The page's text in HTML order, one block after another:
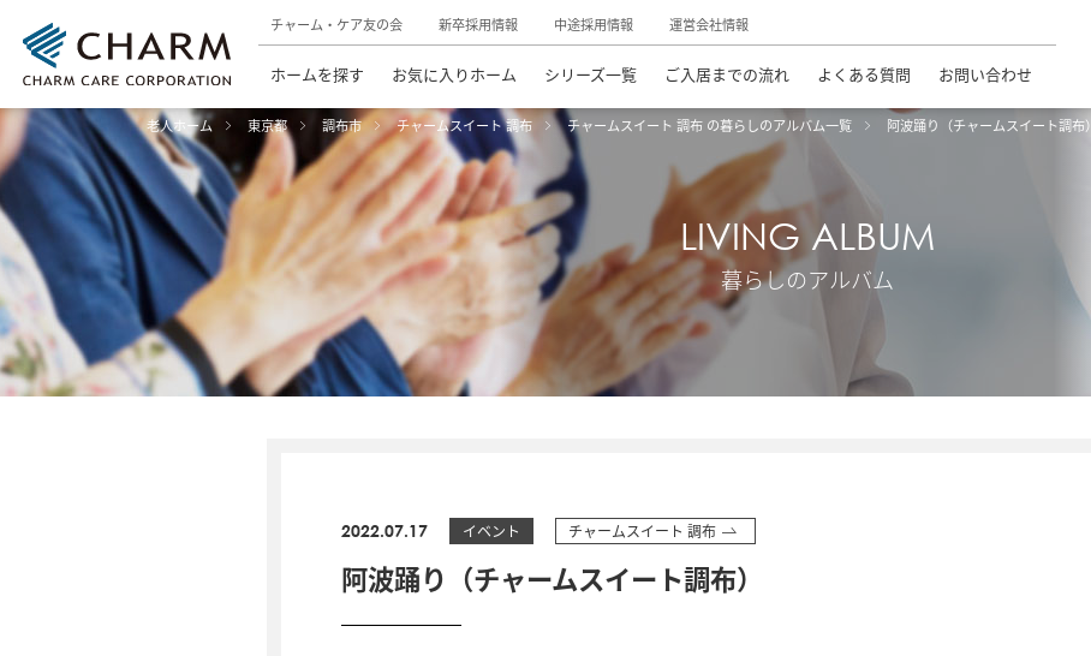
チャーム・ケア友の会 新卒採用情報 中途採用情報 運営会社情報
ホームを探す お気に入りホーム シリーズ一覧 ご入居までの流れ よくある質問 お問い合わせ
老人ホーム 東京都 調布市 チャームスイート 調布 チャームスイート 調布 の暮らしのアルバム一覧 阿波踊り（チャームスイート調布）
LIVING ALBUM
暮らしのアルバム
2022.07.17 イベント チャームスイート 調布
阿波踊り（チャームスイート調布）